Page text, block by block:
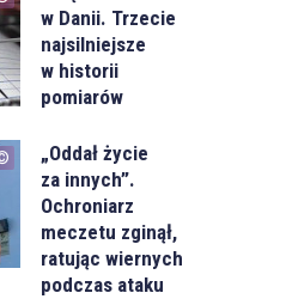
w Danii. Trzecie
najsilniejsze
w historii
pomiarów
„Oddał życie
za innych”.
Ochroniarz
meczetu zginął,
ratując wiernych
podczas ataku